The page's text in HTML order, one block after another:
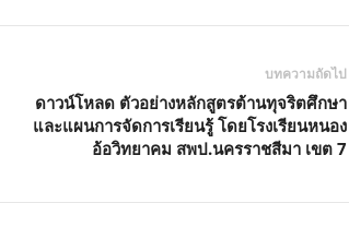
บทความถัดไป
ดาวน์โหลด ตัวอย่างหลักสูตรต้านทุจริตศึกษา
และแผนการจัดการเรียนรู้ โดยโรงเรียนหนอง
อ้อวิทยาคม สพป.นครราชสีมา เขต 7